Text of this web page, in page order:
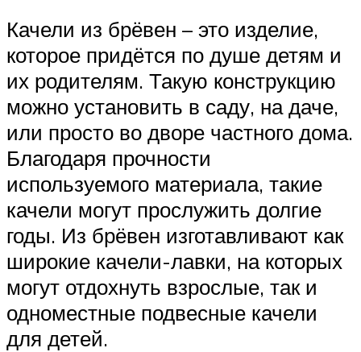
Качели из брёвен – это изделие,
которое придётся по душе детям и
их родителям. Такую конструкцию
можно установить в саду, на даче,
или просто во дворе частного дома.
Благодаря прочности
используемого материала, такие
качели могут прослужить долгие
годы. Из брёвен изготавливают как
широкие качели-лавки, на которых
могут отдохнуть взрослые, так и
одноместные подвесные качели
для детей.